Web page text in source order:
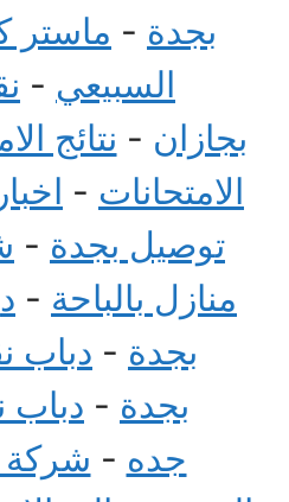
بجدة - ماستر
السبيعي -
بجازان - نتائج
الامتحانات -
توصيل بجدة -
منازل بالباحة -
بجدة - دباب
بجدة -
جده -